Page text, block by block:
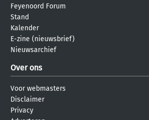
Feyenoord Forum
Stand
Kalender
E-zine (nieuwsbrief)
Nieuwsarchief
Over ons
Voor webmasters
Disclaimer
Privacy